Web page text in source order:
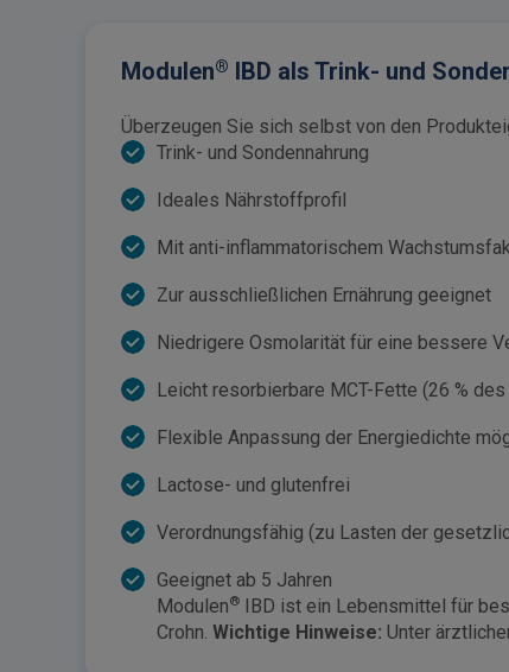
Modulen® IBD als Trink- und
Überzeugen Sie sich selbst von den
Trink- und Sondennahrung
Ideales Nährstoffprofil
Mit anti-inflammatorischem
Zur ausschließlichen Ernährung geeignet
Niedrigere Osmolarität für eine bessere
Leicht resorbierbare MCT-Fette (26 %
Flexible Anpassung der Energiedichte
Lactose- und glutenfrei
Verordnungsfähig (zu Lasten der
Geeignet ab 5 Jahren
Modulen® IBD ist ein Lebensmittel für
Crohn. Wichtige Hinweise: Unter